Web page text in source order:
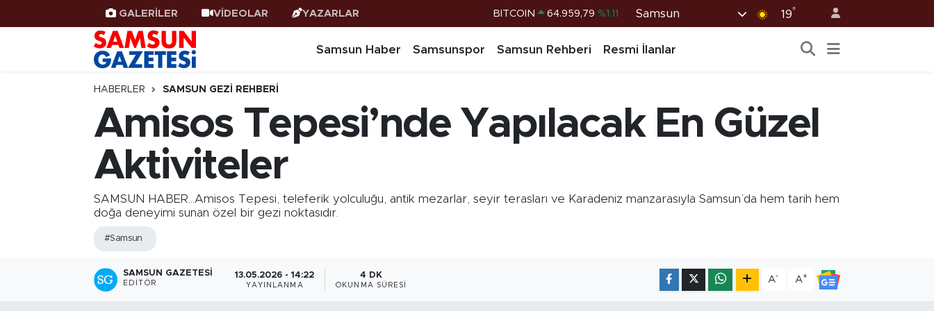
GALERİLER VİDEOLAR YAZARLAR DOLAR 47,7436 %0.18
BİST100 13.779 %-14
BITCOIN 64.959,79 %1.11
Samsun 19°
Samsun Haber Samsunspor Samsun Rehberi Resmi İlanlar
HABERLER SAMSUN GEZI REHBERI
Amisos Tepesi’nde Yapılacak En Güzel
Aktiviteler
SAMSUN HABER...Amisos Tepesi, teleferik yolculuğu, antik mezarlar, seyir terasları ve Karadeniz manzarasıyla Samsun’da hem tarih hem
doğa deneyimi sunan özel bir gezi noktasıdır.
#Samsun
SAMSUN GAZETESI
EDITÖR
13.05.2026 - 14:22
YAYINLANMA
4 DK
OKUNMA SÜRESI
A- A+
Samsun Haber
Samsunspor
Samsun Rehberi
Resmi İlanlar
Samsun Nöbetçi Eczaneler
Samsun Hava Durumu
SAMSUN Namaz Vakitleri
Samsun Trafik Yoğunluk Haritası
Süper Lig Puan Durumu ve Fikstür